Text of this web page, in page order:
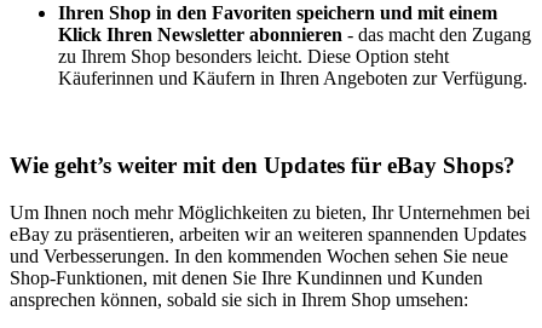
Ihren Shop in den Favoriten speichern und mit einem
Klick Ihren Newsletter abonnieren - das macht den Zugang
zu Ihrem Shop besonders leicht. Diese Option steht
Käuferinnen und Käufern in Ihren Angeboten zur Verfügung.
Wie geht’s weiter mit den Updates für eBay Shops?
Um Ihnen noch mehr Möglichkeiten zu bieten, Ihr Unternehmen bei
eBay zu präsentieren, arbeiten wir an weiteren spannenden Updates
und Verbesserungen. In den kommenden Wochen sehen Sie neue
Shop-Funktionen, mit denen Sie Ihre Kundinnen und Kunden
ansprechen können, sobald sie sich in Ihrem Shop umsehen: